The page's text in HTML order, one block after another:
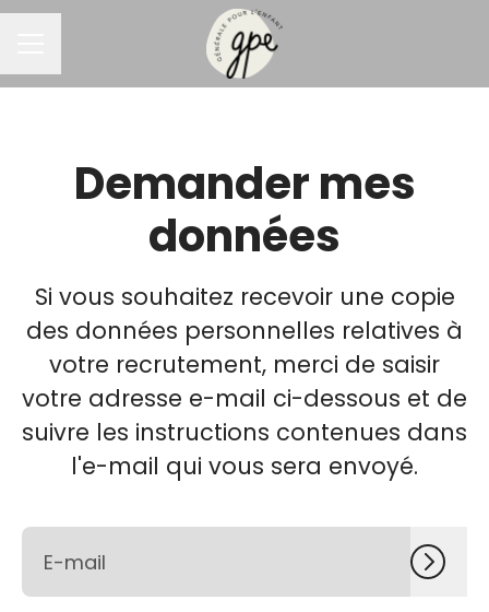
Demander mes
données
Si vous souhaitez recevoir une copie
des données personnelles relatives à
votre recrutement, merci de saisir
votre adresse e-mail ci-dessous et de
suivre les instructions contenues dans
l'e-mail qui vous sera envoyé.